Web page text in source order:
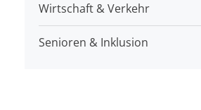
Wirtschaft & Verkehr
Senioren & Inklusion